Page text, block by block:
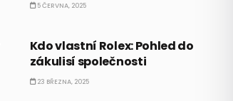
5 ČERVNA, 2025
Kdo vlastní Rolex: Pohled do
zákulisí společnosti
23 BŘEZNA, 2025